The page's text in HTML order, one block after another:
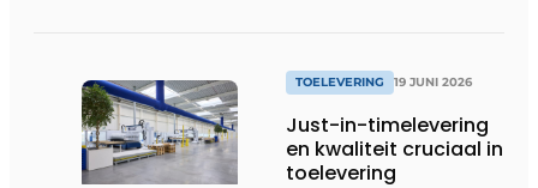
TOELEVERING 19 JUNI 2026
Just-in-timelevering
en kwaliteit cruciaal in
toelevering